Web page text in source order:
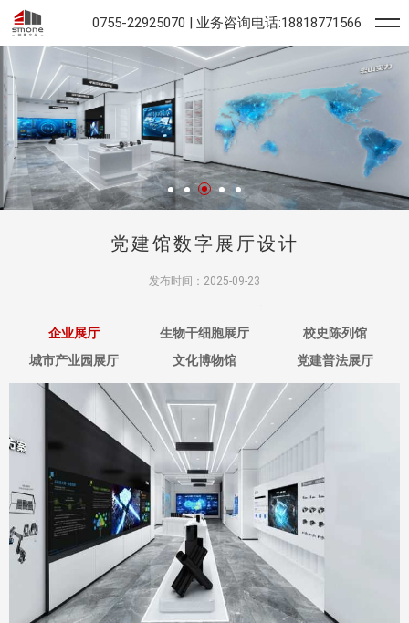
0755-22925070 | 业务咨询电话:18818771566
党建馆数字展厅设计
发布时间：2025-09-23
企业展厅
生物干细胞展厅
校史陈列馆
城市产业园展厅
文化博物馆 党建普法展厅
宏山激光新总部基地展厅
地点：广东省佛山市